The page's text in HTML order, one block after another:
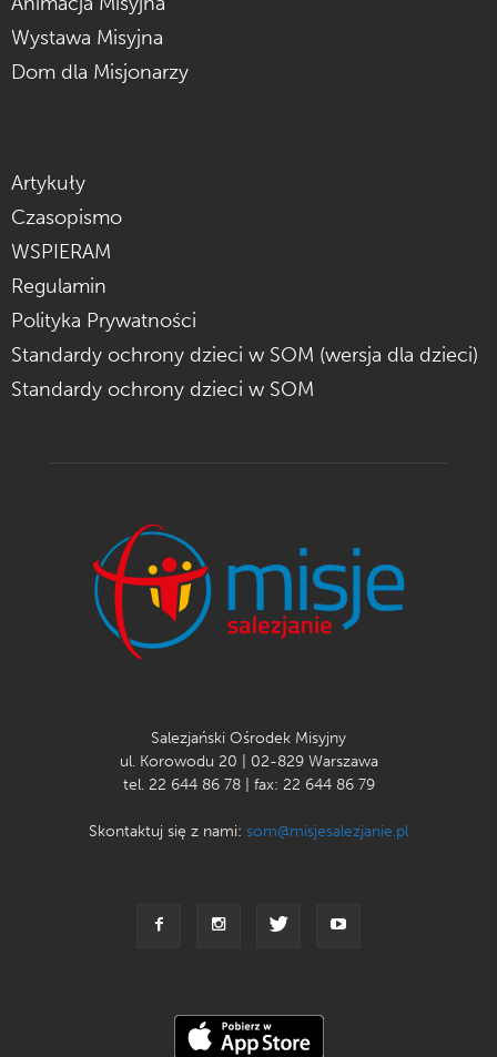
Wystawa Misyjna
Dom dla Misjonarzy
Artykuły
Czasopismo
WSPIERAM
Regulamin
Polityka Prywatności
Standardy ochrony dzieci w SOM (wersja dla dzieci)
Standardy ochrony dzieci w SOM
Salezjański Ośrodek Misyjny
ul. Korowodu 20 | 02-829 Warszawa
tel. 22 644 86 78 | fax: 22 644 86 79
Skontaktuj się z nami: som@misjesalezjanie.pl